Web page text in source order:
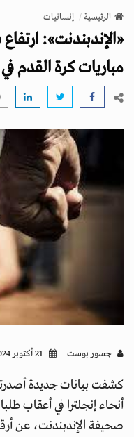
v
i
g
a
n
الرئيسية إنسانيات
«الإندبندنت»:
مباريات كرة القدم في
جسور بوست
أنحاء إنجلترا في أعقاب
صحيفة الإندبندنت، عن